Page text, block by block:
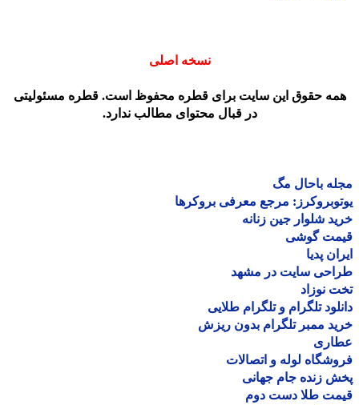
نسخه اصلی
حقوق این سایت برای قطره محفوظ است. قطره مسئولیتی
در قبال محتوای مطالب ندارد.
باحال مگ
مرجع معرفی بروکرها
شلوار جین زنانه
گوشی
پدیا
سایت در مشهد
نوزاد
تلگرام و تلگرام طلایی
ممبر تلگرام بدون ریزش
لوله و اتصالات
زنده جام جهانی
طلا دست دوم